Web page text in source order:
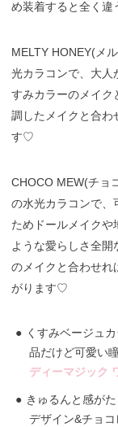
め装着すると全く違
MELTY HONEY(メ
光カラコンで、大人
すみカラーのメイク
調したメイクと合わ
す♡
CHOCO MEW(チョ
の水光カラコンで、
ためドールメイク
ような愛らしさ全
のメイクと合わせれ
がります♡
くすみベージュ
品だけど可愛い
ディーマジック
きゅるんと感が
デザイン&チョ